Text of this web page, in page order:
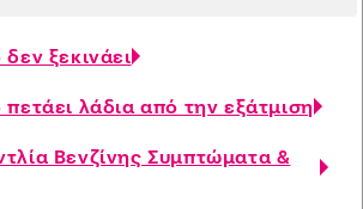
ξεκινάει
πετάει λάδια από την εξάτμιση
Βενζίνης Συμπτώματα &